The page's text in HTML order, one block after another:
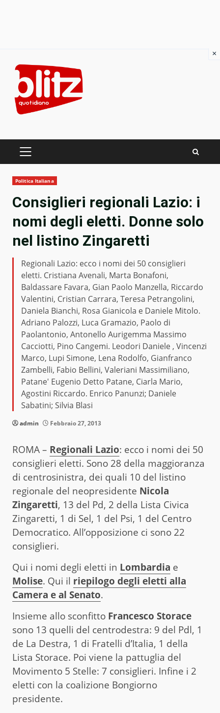
content
PRIMARY
Politica Italiana
Consiglieri regionali Lazio: i
nomi degli eletti. Donne solo
nel listino Zingaretti
Regionali Lazio: ecco i nomi dei 50 consiglieri
eletti. Cristiana Avenali, Marta Bonafoni,
Baldassare Favara, Gian Paolo Manzella, Riccardo
Valentini, Cristian Carrara, Teresa Petrangolini,
Daniela Bianchi, Rosa Gianicola e Daniele Mitolo.
Adriano Palozzi, Luca Gramazio, Paolo di
Paolantonio, Antonello Aurigemma Massimo
Cacciotti, Pino Cangemi. Leodori Daniele , Vincenzi
Marco, Lupi Simone, Lena Rodolfo, Gianfranco
Zambelli, Fabio Bellini, Valeriani Massimiliano,
Patane' Eugenio Detto Patane, Ciarla Mario,
Agostini Riccardo. Enrico Panunzi; Daniele
Sabatini; Silvia Blasi
admin Febbraio 27, 2013
ROMA – Regionali Lazio: ecco i nomi dei 50
consiglieri eletti. Sono 28 della maggioranza
di centrosinistra, dei quali 10 del listino
regionale del neopresidente Nicola
Zingaretti, 13 del Pd, 2 della Lista Civica
Zingaretti, 1 di Sel, 1 del Psi, 1 del Centro
Democratico. All’opposizione ci sono 22
consiglieri.
Qui i nomi degli eletti in Lombardia e
Molise. Qui il riepilogo degli eletti alla
Camera e al Senato.
Insieme allo sconfitto Francesco Storace
sono 13 quelli del centrodestra: 9 del Pdl, 1
de La Destra, 1 di Fratelli d’Italia, 1 della
Lista Storace. Poi viene la pattuglia del
Movimento 5 Stelle: 7 consiglieri. Infine i 2
eletti con la coalizione Bongiorno
presidente.
×